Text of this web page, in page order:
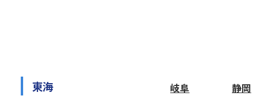
東海 岐阜 静岡